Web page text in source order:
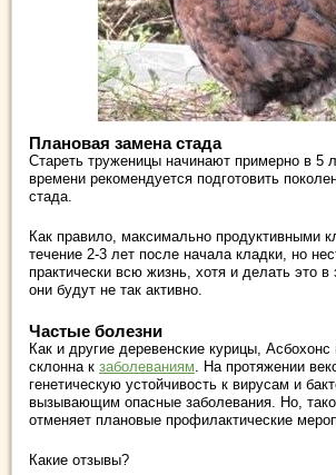
Плановая замена стада
Стареть труженицы начинают примерно в 5
времени рекомендуется подготовить
стада.
Как правило, максимально продуктивными
течение 2-3 лет после начала кладки, но
практически всю жизнь, хотя и делать это в
они будут не так активно.
Частые болезни
Как и другие деревенские курицы, Асбохонс
склонна к заболеваниям . На протяжении
генетическую устойчивость к вирусам и
вызывающим опасные заболевания. Но,
отменяет плановые профилактические
Какие отзывы?